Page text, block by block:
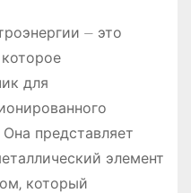
⏤ это
для
представляет
элемент
который